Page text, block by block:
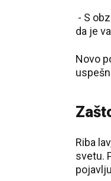
- S
da je
Novo
Riba
svetu.